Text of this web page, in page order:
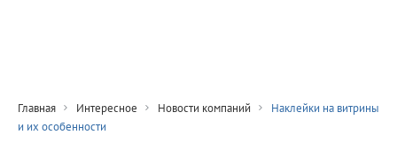
Главная Интересное Новости компаний
Наклейки на витрины
и их особенности